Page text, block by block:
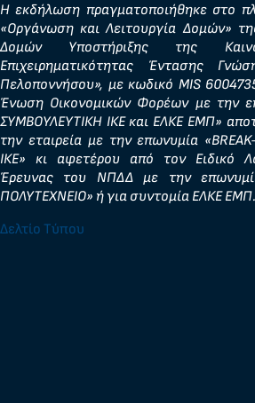
Η εκδήλωση πραγματοποιήθηκε στο
«Οργάνωση και Λειτουργία Δομών»
Δομών Υποστήριξης της
Επιχειρηματικότητας Έντασης
Πελοποννήσου», με κωδικό MIS
Ένωση Οικονομικών Φορέων με την
ΣΥΜΒΟΥΛΕΥΤΙΚΗ ΙΚΕ και ΕΛΚΕ ΕΜΠ»
την εταιρεία με την επωνυμία
ΙΚΕ» κι αφετέρου από τον Ειδικό
Έρευνας του ΝΠΔΔ με την
ΠΟΛΥΤΕΧΝΕΙΟ» ή για συντομία ΕΛΚΕ ΕΜΠ.
Δελτίο Τύπου